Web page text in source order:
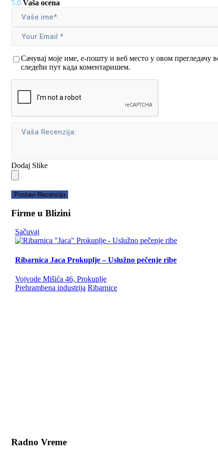
5.0 Vaša ocena
Сачувај моје име, е-пошту и веб место у овом прегледачу
следећи пут када коментаришем.
Dodaj Slike
Postavi Recenziju
Firme u Blizini
Sačuvaj
Ribarnica Jaca Prokuplje – Uslužno pečenje ribe
Vojvode Mišića 46, Prokuplje
Prehrambena industrija Ribarnice
Radno Vreme